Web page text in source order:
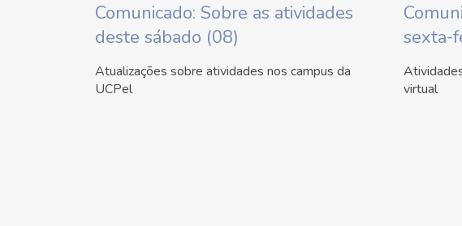
Comunicado: Sobre as atividades
deste sábado (08)
Atualizações sobre atividades nos campus da
UCPel
sexta-
virtual